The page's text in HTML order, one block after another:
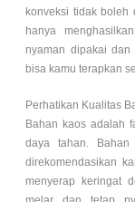
konveksi tidak boleh
hanya
nyaman dipakai
bisa kamu terapkan
Perhatikan Kualitas
Bahan kaos adalah
daya tahan.
direkomendasikan
menyerap keringat